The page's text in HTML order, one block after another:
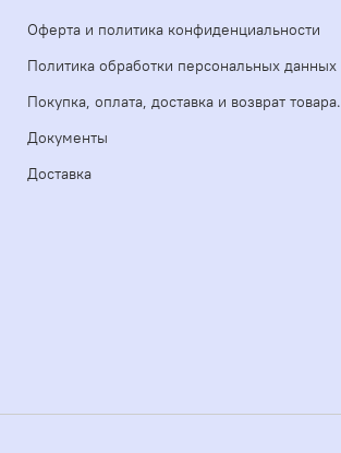
Оферта и политика конфиденциальности
Политика обработки персональных данных
Покупка, оплата, доставка и возврат товара.
Документы
Доставка